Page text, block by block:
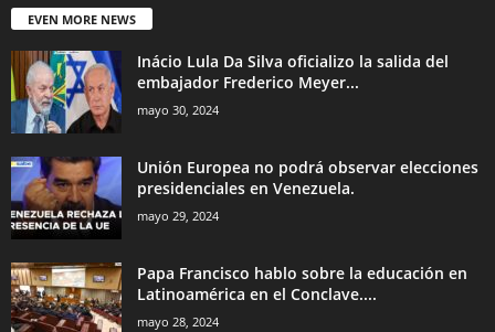
EVEN MORE NEWS
Inácio Lula Da Silva oficializo la salida del
embajador Frederico Meyer...
mayo 30, 2024
Unión Europea no podrá observar elecciones
presidenciales en Venezuela.
mayo 29, 2024
Papa Francisco hablo sobre la educación en
Latinoamérica en el Conclave....
mayo 28, 2024